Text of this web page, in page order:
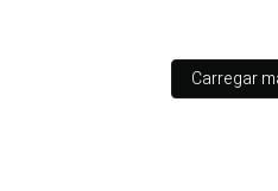
Carregar